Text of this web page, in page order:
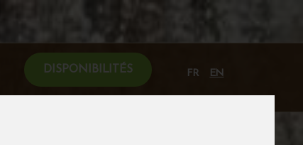
DISPONIBILITÉS FR EN